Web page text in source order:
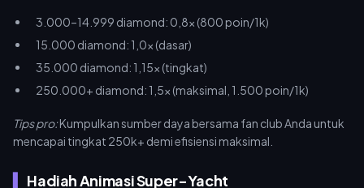
3.000–14.999 diamond: 0,8x (800 poin/1k)
15.000 diamond: 1,0x (dasar)
35.000 diamond: 1,15x (tingkat)
250.000+ diamond: 1,5x (maksimal, 1.500 poin/1k)
Tips pro:Kumpulkan sumber daya bersama fan club Anda untuk
mencapai tingkat 250k+ demi efisiensi maksimal.
Hadiah Animasi Super-Yacht